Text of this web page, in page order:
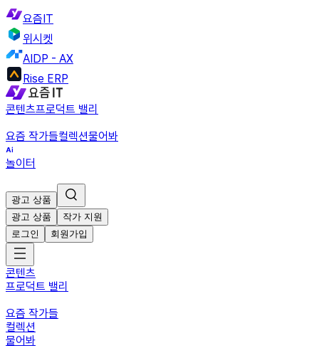
요즘IT
위시켓
AIDP - AX
Rise ERP
콘텐츠프로덕트 밸리
요즘 작가들컬렉션물어봐
놀이터
광고 상품
광고 상품
작가 지원
로그인
회원가입
콘텐츠
프로덕트 밸리
요즘 작가들
컬렉션
물어봐